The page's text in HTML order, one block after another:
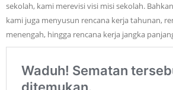
sekolah, kami merevisi visi misi sekolah.
kami juga menyusun rencana kerja tahunan,
menengah, hingga rencana kerja jangka